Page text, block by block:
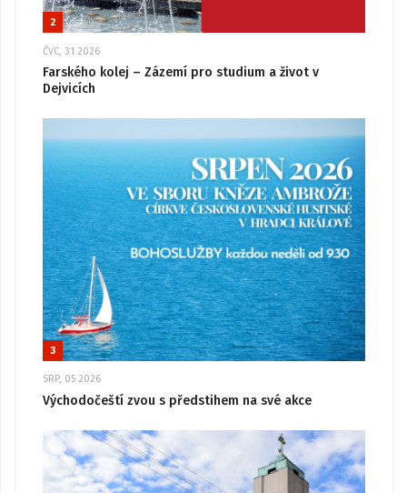
2
ČVC, 31 2026
Farského kolej – Zázemí pro studium a život v
Dejvicích
3
SRP, 05 2026
Východočeští zvou s předstihem na své akce